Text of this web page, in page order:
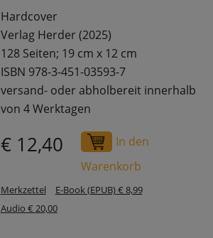
Hardcover
Verlag Herder (2025)
128 Seiten; 19 cm x 12 cm
ISBN 978-3-451-03593-7
versand- oder abholbereit innerhalb
von 4 Werktagen
€ 12,40
In den
Warenkorb
Merkzettel
E-Book (EPUB) € 8,99
Audio € 20,00